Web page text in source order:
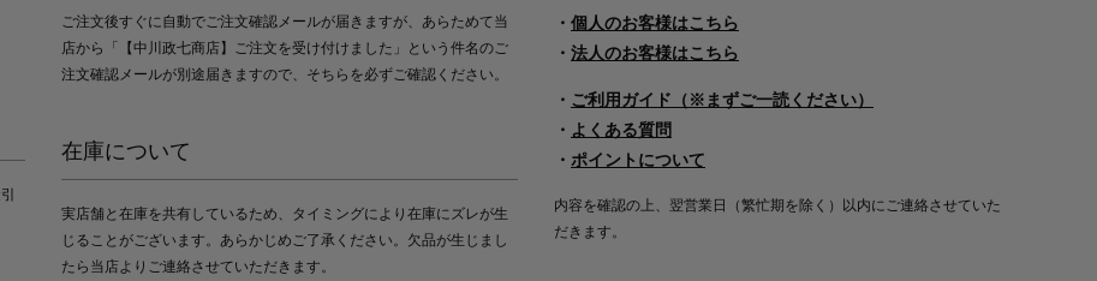
ご注文後すぐに自動でご注文確認メールが届きますが、あらためて当
店から「【中川政七商店】ご注文を受け付けました」という件名のご
注文確認メールが別途届きますので、そちらを必ずご確認ください。
在庫について
実店舗と在庫を共有しているため、タイミングにより在庫にズレが生
じることがございます。あらかじめご了承ください。欠品が生じまし
たら当店よりご連絡させていただきます。
・ 個人のお客様はこちら
・ 法人のお客様はこちら
・ ご利用ガイド（※まずご一読ください）
・ よくある質問
・ ポイントについて
内容を確認の上、翌営業日（繁忙期を除く）以内にご連絡させていた
だきます。